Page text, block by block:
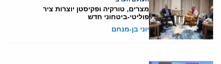
מצרים, טורקיה ופקיסטן יוצרות ציר
פוליטי-ביטחוני חדש
יוני בן-מנחם